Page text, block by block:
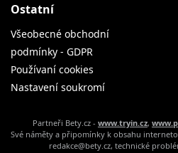
Ostatní
Všeobecné obchodní
podmínky - GDPR
Používaní cookies
Nastavení soukromí
Partneři Bety.cz - www.tryin.cz,
Své náměty a připomínky k obsahu
redakce@bety.cz, technické